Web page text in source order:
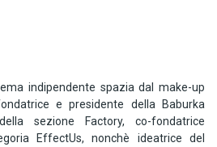
indipendente spazia dal make-up
e presidente della Baburka
sezione Factory, co-fondatrice
EffectUs, nonchè ideatrice del